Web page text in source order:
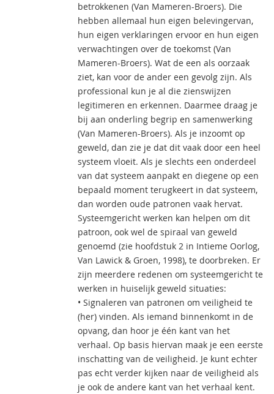
betrokkenen (Van Mameren-Broers). Die
hebben allemaal hun eigen belevingervan,
hun eigen verklaringen ervoor en hun eigen
verwachtingen over de toekomst (Van
Mameren-Broers). Wat de een als oorzaak
ziet, kan voor de ander een gevolg zijn. Als
professional kun je al die zienswijzen
legitimeren en erkennen. Daarmee draag je
bij aan onderling begrip en samenwerking
(Van Mameren-Broers). Als je inzoomt op
geweld, dan zie je dat dit vaak door een heel
systeem vloeit. Als je slechts een onderdeel
van dat systeem aanpakt en diegene op een
bepaald moment terugkeert in dat systeem,
dan worden oude patronen vaak hervat.
Systeemgericht werken kan helpen om dit
patroon, ook wel de spiraal van geweld
genoemd (zie hoofdstuk 2 in Intieme Oorlog,
Van Lawick & Groen, 1998), te doorbreken. Er
zijn meerdere redenen om systeemgericht te
werken in huiselijk geweld situaties:
• Signaleren van patronen om veiligheid te
(her) vinden. Als iemand binnenkomt in de
opvang, dan hoor je één kant van het
verhaal. Op basis hiervan maak je een eerste
inschatting van de veiligheid. Je kunt echter
pas echt verder kijken naar de veiligheid als
je ook de andere kant van het verhaal kent.